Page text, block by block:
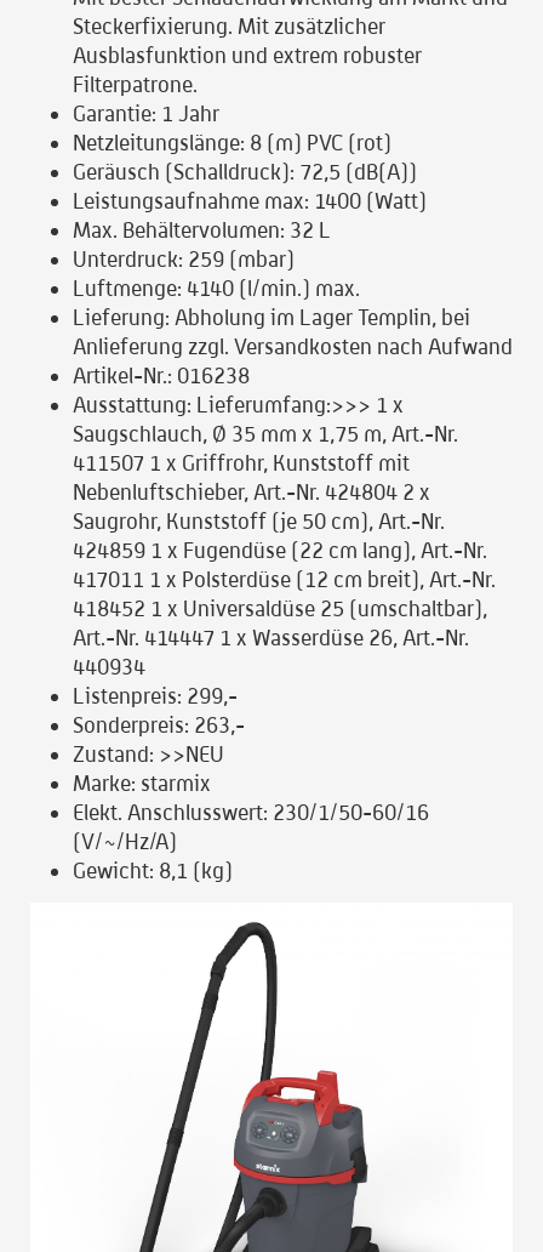
Steckerfixierung. Mit zusätzlicher
Ausblasfunktion und extrem robuster
Filterpatrone.
Garantie: 1 Jahr
Netzleitungslänge: 8 (m) PVC (rot)
Geräusch (Schalldruck): 72,5 (dB(A))
Leistungsaufnahme max: 1400 (Watt)
Max. Behältervolumen: 32 L
Unterdruck: 259 (mbar)
Luftmenge: 4140 (l/min.) max.
Lieferung: Abholung im Lager Templin, bei
Anlieferung zzgl. Versandkosten nach Aufwand
Artikel-Nr.: 016238
Ausstattung: Lieferumfang:>>> 1 x
Saugschlauch, Ø 35 mm x 1,75 m, Art.-Nr.
411507 1 x Griffrohr, Kunststoff mit
Nebenluftschieber, Art.-Nr. 424804 2 x
Saugrohr, Kunststoff (je 50 cm), Art.-Nr.
424859 1 x Fugendüse (22 cm lang), Art.-Nr.
417011 1 x Polsterdüse (12 cm breit), Art.-Nr.
418452 1 x Universaldüse 25 (umschaltbar),
Art.-Nr. 414447 1 x Wasserdüse 26, Art.-Nr.
440934
Listenpreis: 299,-
Sonderpreis: 263,-
Zustand: >>NEU
Marke: starmix
Elekt. Anschlusswert: 230/1/50-60/16
(V/~/Hz/A)
Gewicht: 8,1 (kg)